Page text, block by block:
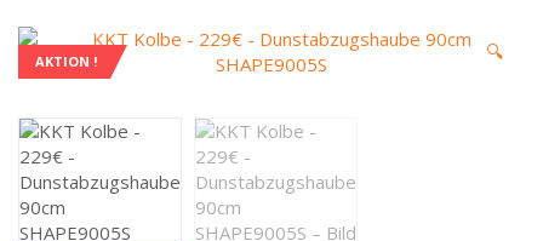
AKTION ! 🔍